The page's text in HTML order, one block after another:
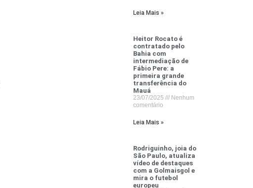
Leia Mais »
Heitor Rocato é
contratado pelo
Bahia com
intermediação de
Fábio Pere: a
primeira grande
transferência do
Mauá
23/07/2025
Nenhum
comentário
Leia Mais »
Rodriguinho, joia do
São Paulo, atualiza
vídeo de destaques
com a Golmaisgol e
mira o futebol
europeu